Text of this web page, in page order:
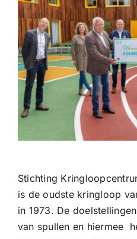
Stichting
is de oudste kringloop
in 1973. De
van spullen en hiermee